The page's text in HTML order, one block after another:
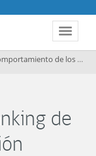
Toggle
de los mercados
de